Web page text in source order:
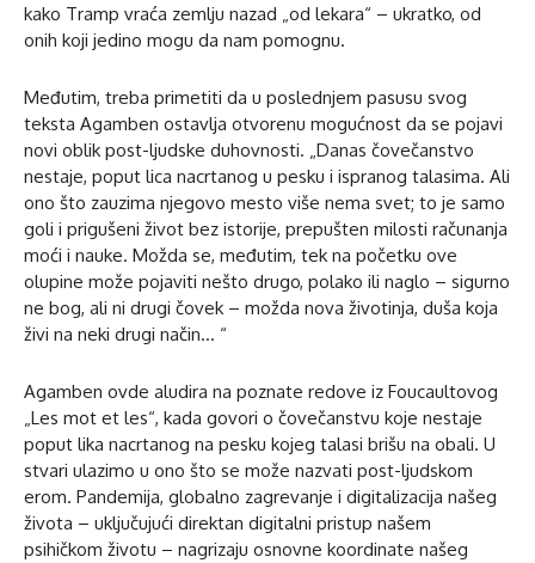
kako Tramp vraća zemlju nazad „od lekara“ – ukratko, od
onih koji jedino mogu da nam pomognu.
Međutim, treba primetiti da u poslednjem pasusu svog
teksta Agamben ostavlja otvorenu mogućnost da se pojavi
novi oblik post-ljudske duhovnosti. „Danas čovečanstvo
nestaje, poput lica nacrtanog u pesku i ispranog talasima. Ali
ono što zauzima njegovo mesto više nema svet; to je samo
goli i prigušeni život bez istorije, prepušten milosti računanja
moći i nauke. Možda se, međutim, tek na početku ove
olupine može pojaviti nešto drugo, polako ili naglo – sigurno
ne bog, ali ni drugi čovek – možda nova životinja, duša koja
živi na neki drugi način… “
Agamben ovde aludira na poznate redove iz Foucaultovog
„Les mot et les“, kada govori o čovečanstvu koje nestaje
poput lika nacrtanog na pesku kojeg talasi brišu na obali. U
stvari ulazimo u ono što se može nazvati post-ljudskom
erom. Pandemija, globalno zagrevanje i digitalizacija našeg
života – uključujući direktan digitalni pristup našem
psihičkom životu – nagrizaju osnovne koordinate našeg